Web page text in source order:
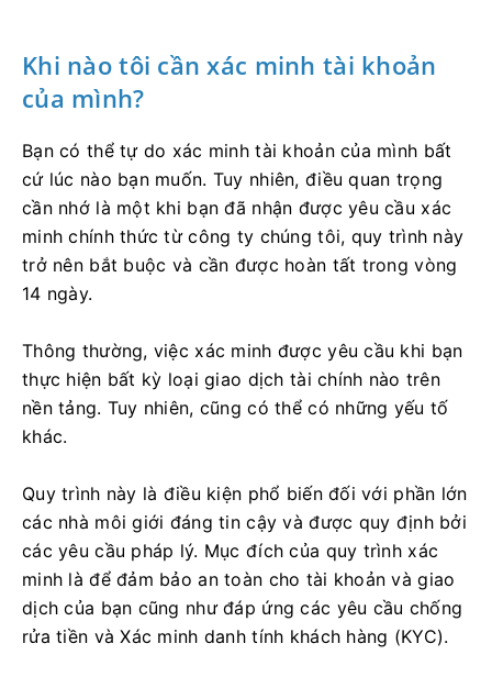
Khi nào tôi cần xác minh tài khoản
của mình?
Bạn có thể tự do xác minh tài khoản của mình bất
cứ lúc nào bạn muốn. Tuy nhiên, điều quan trọng
cần nhớ là một khi bạn đã nhận được yêu cầu xác
minh chính thức từ công ty chúng tôi, quy trình này
trở nên bắt buộc và cần được hoàn tất trong vòng
14 ngày.
Thông thường, việc xác minh được yêu cầu khi bạn
thực hiện bất kỳ loại giao dịch tài chính nào trên
nền tảng. Tuy nhiên, cũng có thể có những yếu tố
khác.
Quy trình này là điều kiện phổ biến đối với phần lớn
các nhà môi giới đáng tin cậy và được quy định bởi
các yêu cầu pháp lý. Mục đích của quy trình xác
minh là để đảm bảo an toàn cho tài khoản và giao
dịch của bạn cũng như đáp ứng các yêu cầu chống
rửa tiền và Xác minh danh tính khách hàng (KYC).